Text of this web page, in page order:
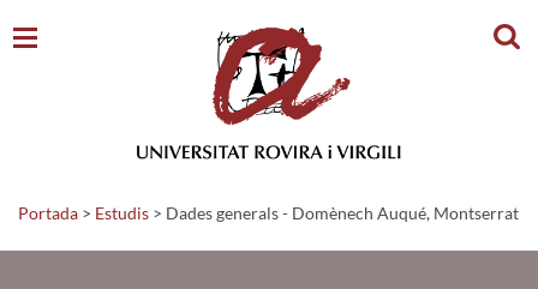
Portada > Estudis > Dades generals - Domènech Auqué, Montserrat